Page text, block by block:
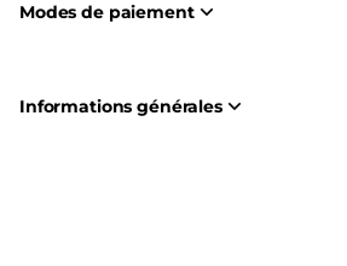
Modes de paiement
Informations générales